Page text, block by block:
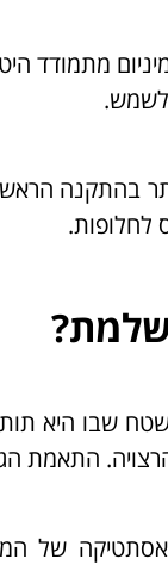
מתמודד
לשמש.
בהתקנה
לחלופות.
שבו היא
התאמת
של